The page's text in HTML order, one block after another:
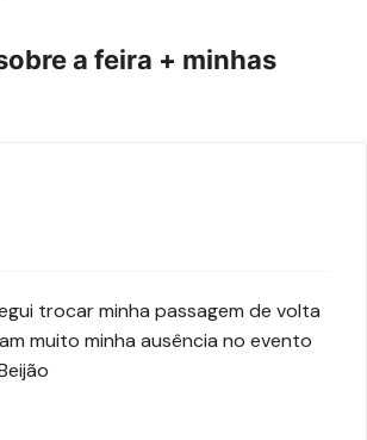
a feira + minhas
trocar minha passagem de volta
muito minha ausência no evento